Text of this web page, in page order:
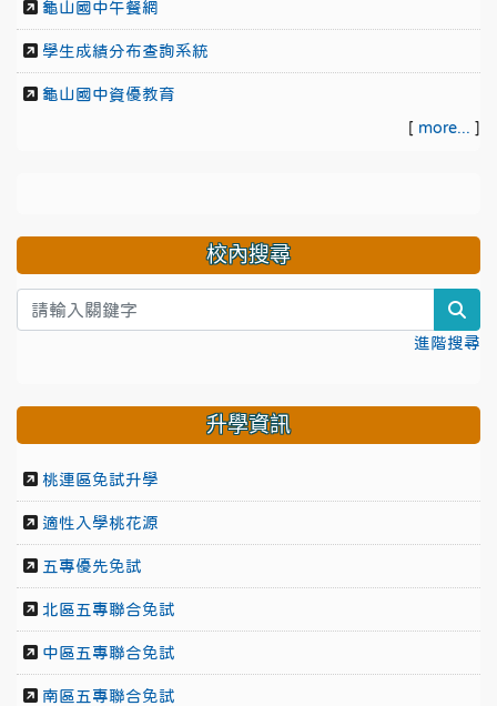
龜山國中午餐網
學生成績分布查詢系統
龜山國中資優教育
[ more... ]
校內搜尋
進階搜尋
升學資訊
桃連區免試升學
適性入學桃花源
五專優先免試
北區五專聯合免試
中區五專聯合免試
南區五專聯合免試